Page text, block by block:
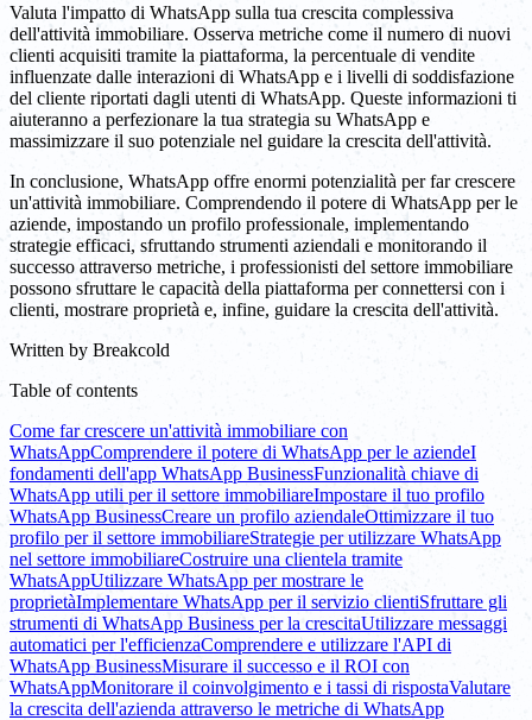
Valuta l'impatto di WhatsApp sulla tua crescita complessiva
dell'attività immobiliare. Osserva metriche come il numero di nuovi
clienti acquisiti tramite la piattaforma, la percentuale di vendite
influenzate dalle interazioni di WhatsApp e i livelli di soddisfazione
del cliente riportati dagli utenti di WhatsApp. Queste informazioni ti
aiuteranno a perfezionare la tua strategia su WhatsApp e
massimizzare il suo potenziale nel guidare la crescita dell'attività.
In conclusione, WhatsApp offre enormi potenzialità per far crescere
un'attività immobiliare. Comprendendo il potere di WhatsApp per le
aziende, impostando un profilo professionale, implementando
strategie efficaci, sfruttando strumenti aziendali e monitorando il
successo attraverso metriche, i professionisti del settore immobiliare
possono sfruttare le capacità della piattaforma per connettersi con i
clienti, mostrare proprietà e, infine, guidare la crescita dell'attività.
Written by Breakcold
Table of contents
Come far crescere un'attività immobiliare con
WhatsAppComprendere il potere di WhatsApp per le aziendeI
fondamenti dell'app WhatsApp BusinessFunzionalità chiave di
WhatsApp utili per il settore immobiliareImpostare il tuo profilo
WhatsApp BusinessCreare un profilo aziendaleOttimizzare il tuo
profilo per il settore immobiliareStrategie per utilizzare WhatsApp
nel settore immobiliareCostruire una clientela tramite
WhatsAppUtilizzare WhatsApp per mostrare le
proprietàImplementare WhatsApp per il servizio clientiSfruttare gli
strumenti di WhatsApp Business per la crescitaUtilizzare messaggi
automatici per l'efficienzaComprendere e utilizzare l'API di
WhatsApp BusinessMisurare il successo e il ROI con
WhatsAppMonitorare il coinvolgimento e i tassi di rispostaValutare
la crescita dell'azienda attraverso le metriche di WhatsApp